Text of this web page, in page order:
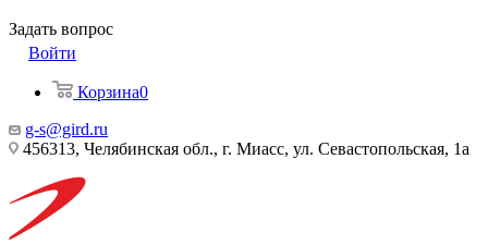
Задать вопрос
Войти
Корзина0
g-s@gird.ru
456313, Челябинская обл., г. Миасс, ул. Севастопольская, 1а